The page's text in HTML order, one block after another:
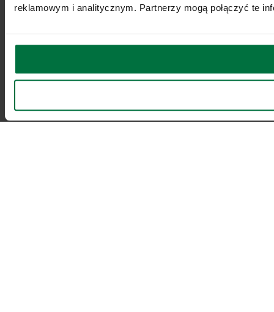
reklamowym i analitycznym. Partnerzy mogą połączyć te